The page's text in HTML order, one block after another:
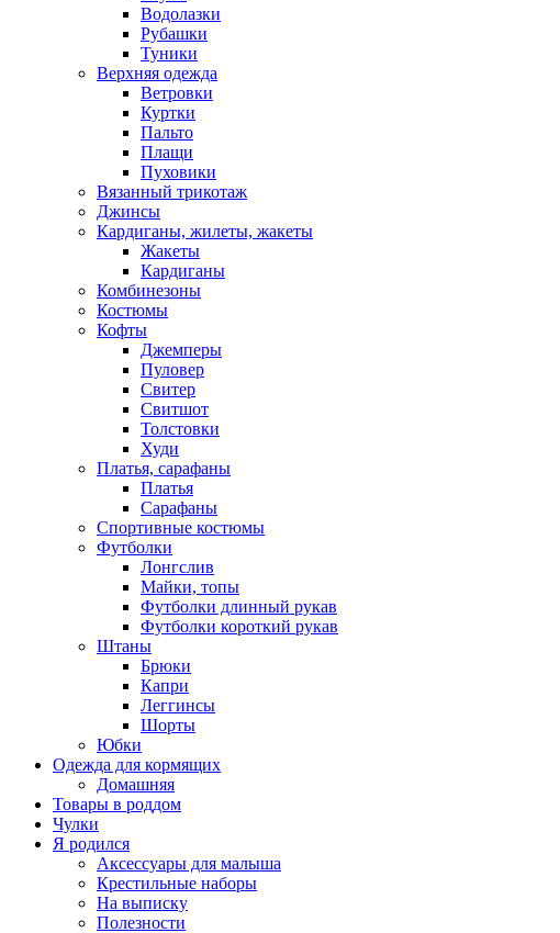
Водолазки
Рубашки
Туники
Верхняя одежда
Ветровки
Куртки
Пальто
Плащи
Пуховики
Вязанный трикотаж
Джинсы
Кардиганы, жилеты, жакеты
Жакеты
Кардиганы
Комбинезоны
Костюмы
Кофты
Джемперы
Пуловер
Свитер
Свитшот
Толстовки
Худи
Платья, сарафаны
Платья
Сарафаны
Спортивные костюмы
Футболки
Лонгслив
Майки, топы
Футболки длинный рукав
Футболки короткий рукав
Штаны
Брюки
Капри
Леггинсы
Шорты
Юбки
Одежда для кормящих
Домашняя
Товары в роддом
Чулки
Я родился
Аксессуары для малыша
Крестильные наборы
На выписку
Полезности